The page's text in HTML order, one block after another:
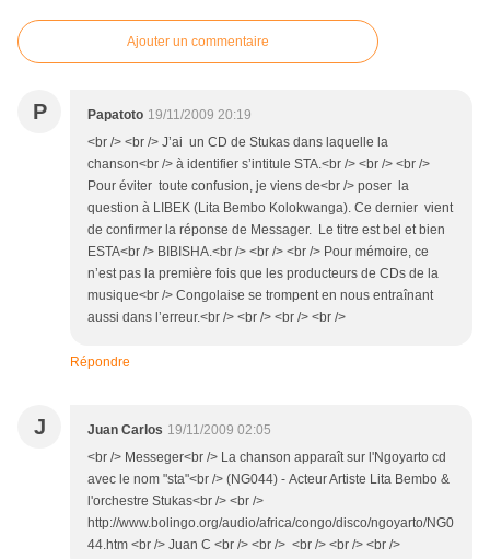
Ajouter un commentaire
P Papatoto 19/11/2009 20:19
<br /> <br /> J’ai un CD de Stukas dans laquelle la
chanson<br /> à identifier s’intitule STA.<br /> <br /> <br />
Pour éviter toute confusion, je viens de<br /> poser la
question à LIBEK (Lita Bembo Kolokwanga). Ce dernier vient
de confirmer la réponse de Messager. Le titre est bel et bien
ESTA<br /> BIBISHA.<br /> <br /> <br /> Pour mémoire, ce
n’est pas la première fois que les producteurs de CDs de la
musique<br /> Congolaise se trompent en nous entraînant
aussi dans l’erreur.<br /> <br /> <br /> <br />
Répondre
J Juan Carlos 19/11/2009 02:05
<br /> Messeger<br /> La chanson apparaît sur l'Ngoyarto cd
avec le nom "sta"<br /> (NG044) - Acteur Artiste Lita Bembo &
l'orchestre Stukas<br /> <br />
http://www.bolingo.org/audio/africa/congo/disco/ngoyarto/NG0
44.htm <br /> Juan C <br /> <br /> <br /> <br /> <br />